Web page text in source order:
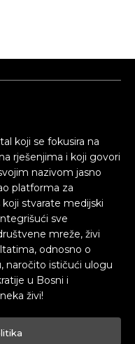
koji se fokusira na
rješenjima i koji govori
nazivom jasno
platforma za
stvarate medijski
sve
mreže, živi
odnosno o
naročito ističući ulogu
u Bosni i
živi!